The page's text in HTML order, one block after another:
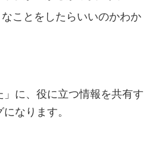
ことをしたらいいのかわか
」に、役に立つ情報を共有す
なります。